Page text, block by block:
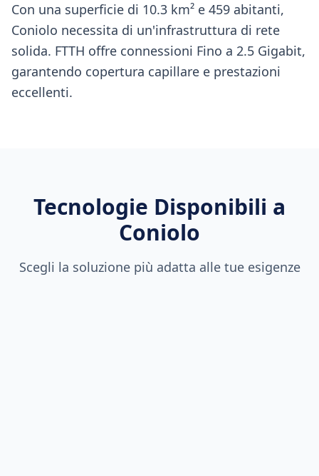
Con una superficie di 10.3 km² e 459 abitanti,
Coniolo necessita di un'infrastruttura di rete
solida. FTTH offre connessioni Fino a 2.5 Gigabit,
garantendo copertura capillare e prestazioni
eccellenti.
Tecnologie Disponibili a
Coniolo
Scegli la soluzione più adatta alle tue esigenze